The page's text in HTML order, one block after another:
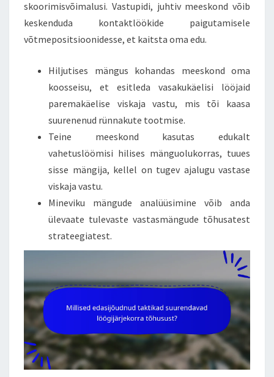
skoorimisvõimalusi. Vastupidi, juhtiv meeskond võib
keskenduda kontaktlöökide paigutamisele
võtmepositsioonidesse, et kaitsta oma edu.
Hiljutises mängus kohandas meeskond oma
koosseisu, et esitleda vasakukäelisi lööjaid
paremakäelise viskaja vastu, mis tõi kaasa
suurenenud rünnakute tootmise.
Teine meeskond kasutas edukalt
vahetuslöömisi hilises mänguolukorras, tuues
sisse mängija, kellel on tugev ajalugu vastase
viskaja vastu.
Mineviku mängude analüüsimine võib anda
ülevaate tulevaste vastasmängude tõhusatest
strateegiatest.